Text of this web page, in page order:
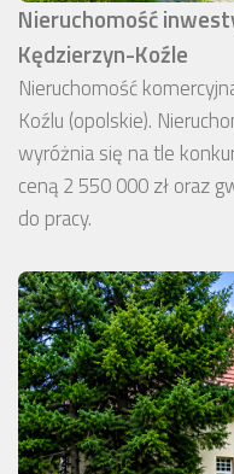
Nieruchomość
Kędzierzyn-Koźle
Nieruchomość
Koźlu (opolskie).
wyróżnia się na tle
ceną 2 550 000 zł oraz
do pracy.